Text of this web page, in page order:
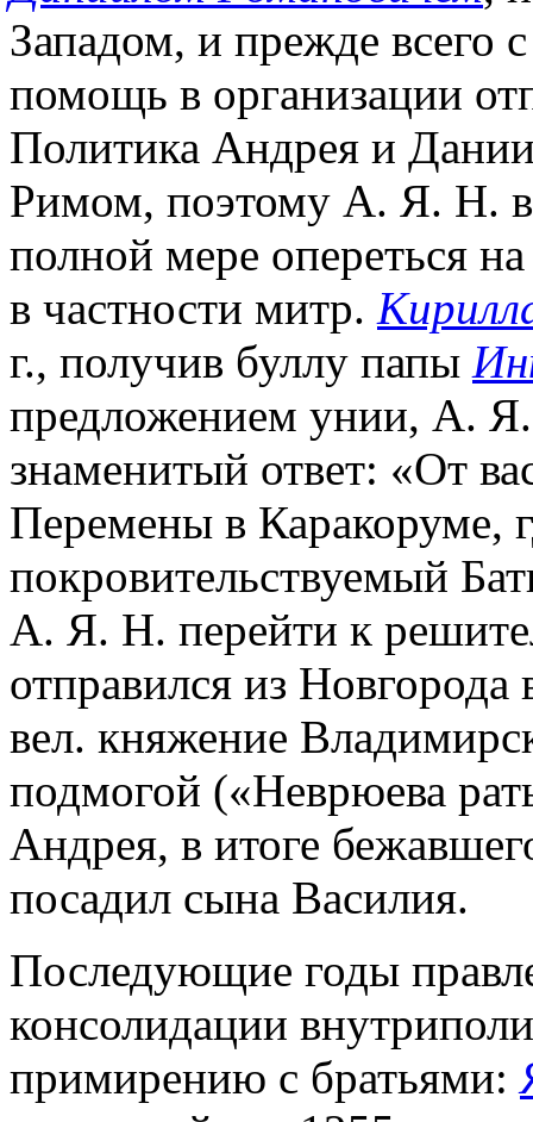
Западом, и прежде всего
помощь в организации
Политика Андрея и
Римом, поэтому А. Я. Н. в
полной мере опереться
в частности митр.
г., получив буллу папы
предложением унии, А.
знаменитый ответ: «От
Перемены в Каракоруме,
покровительствуемый
А. Я. Н. перейти к
отправился из
вел. княжение
подмогой («Неврюева
Андрея, в итоге
посадил сына Василия.
Последующие годы
консолидации
примирению с братьями: